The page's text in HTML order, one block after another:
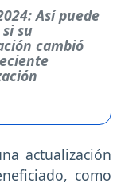
Así puede
su
cambió
actualización
como